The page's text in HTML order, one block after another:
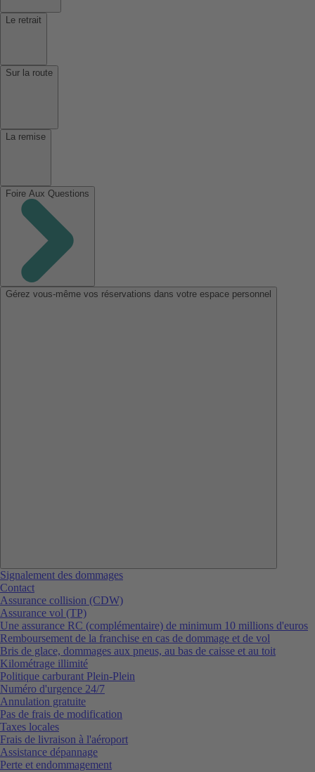
Le retrait
Sur la route
La remise
Foire Aux Questions
Gérez vous-même vos réservations dans votre espace personnel
Signalement des dommages
Contact
Assurance collision (CDW)
Assurance vol (TP)
Une assurance RC (complémentaire) de minimum 10 millions d'euros
Remboursement de la franchise en cas de dommage et de vol
Bris de glace, dommages aux pneus, au bas de caisse et au toit
Kilométrage illimité
Politique carburant Plein-Plein
Numéro d'urgence 24/7
Annulation gratuite
Pas de frais de modification
Taxes locales
Frais de livraison à l'aéroport
Assistance dépannage
Perte et endommagement